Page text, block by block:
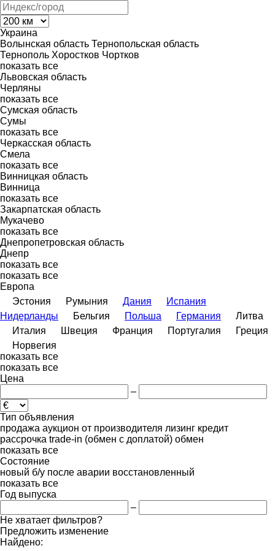
Украина
Волынская область Тернопольская область
Тернополь Хоростков Чортков
показать все
Львовская область
Черляны
показать все
Сумская область
Сумы
показать все
Черкасская область
Смела
показать все
Винницкая область
Винница
показать все
Закарпатская область
Мукачево
показать все
Днепропетровская область
Днепр
показать все
показать все
Европа
Эстония
Румыния Дания
Испания
Нидерланды
Бельгия Польша Германия
Литва
Италия
Швеция Франция Португалия
Греция
Норвегия
показать все
показать все
Цена
–
Тип объявления
продажа аукцион от производителя лизинг кредит
рассрочка trade-in (обмен с доплатой) обмен
показать все
Состояние
новый б/у после аварии восстановленный
показать все
Год выпуска
–
Не хватает фильтров?
Предложить изменение
Найдено: